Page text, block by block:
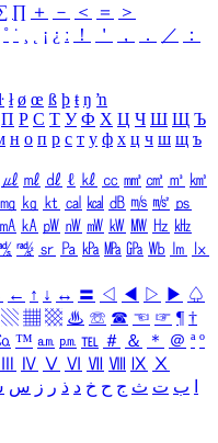
∏ ＋ － ＜ ＝
＞
˚ ˙ ¸ ¡ ¿ ː ！ ＇ ， ． ／
：
ł ø œ ß þ ŧ ŋ ŉ
П Р С Т У Ф Х Ц Ч Ш Щ Ъ
н о п р с т у ф х ц ч ш щ ъ
㎕ ㎖ ㎗ ℓ ㎘ ㏄ ㎣ ㎤ ㎥ ㎦
㎎ ㎏ ㏏ ㎈ ㎉ ㏈ ㎧ ㎨ ㎰
㎃ ㎄ ㎺ ㎻ ㎽ ㎾ ㎿ ㎐ ㎑
㎯ ㏛ ㎩ ㎪ ㎫ ㎬ ㏝ ㏐
㏓
← ↑ ↓ ↔ 〓 ◁ ◀ ▷ ▶ ♤
▧ ▦ ▩ ♨ ☏ ☎ ☜ ☞ ¶ †
™ ㏂ ㏘ ℡ ＃ ＆ ＊ ＠ ª º
Ⅳ Ⅴ Ⅵ Ⅶ Ⅷ Ⅸ Ⅹ
ب ت ث ج ح خ د ذ ر ز س